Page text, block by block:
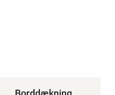
Borddækning